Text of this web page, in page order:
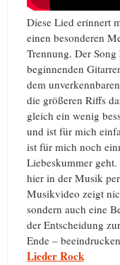
Diese Lied erinnert
einen besonderen
Trennung. Der
beginnenden
dem
die größeren Riffs
gleich ein wenig
und ist für mich
ist für mich noch
Liebeskummer
hier in der Musik
Musikvideo zeigt
sondern auch eine
der Entscheidung
Ende –
Lieder Rock